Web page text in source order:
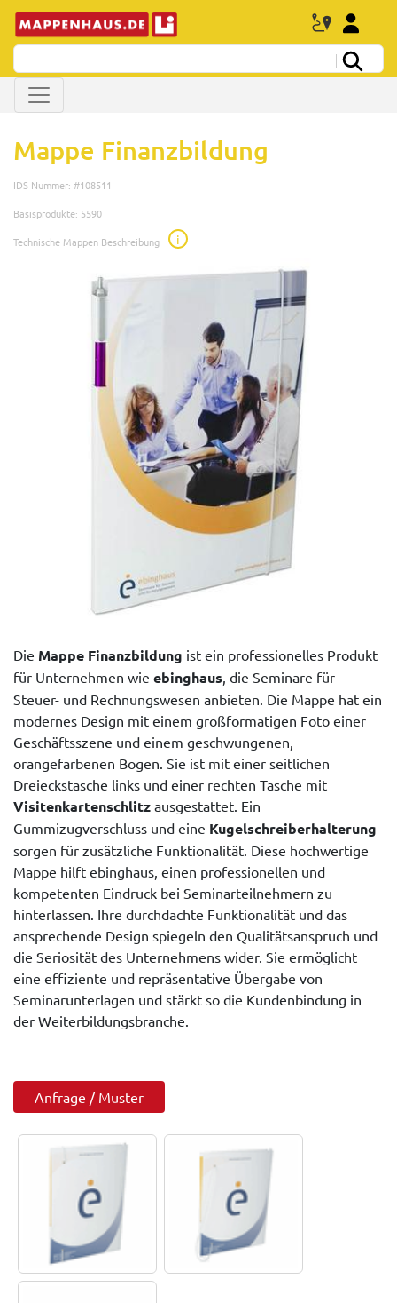
Mappe Finanzbildung
IDS Nummer: #108511
Basisprodukte: 5590
Technische Mappen Beschreibung
i
Die Mappe Finanzbildung ist ein professionelles Produkt
für Unternehmen wie ebinghaus , die Seminare für
Steuer- und Rechnungswesen anbieten. Die Mappe hat ein
modernes Design mit einem großformatigen Foto einer
Geschäftsszene und einem geschwungenen,
orangefarbenen Bogen. Sie ist mit einer seitlichen
Dreieckstasche links und einer rechten Tasche mit
Visitenkartenschlitz ausgestattet. Ein
Gummizugverschluss und eine Kugelschreiberhalterung
sorgen für zusätzliche Funktionalität. Diese hochwertige
Mappe hilft ebinghaus, einen professionellen und
kompetenten Eindruck bei Seminarteilnehmern zu
hinterlassen. Ihre durchdachte Funktionalität und das
ansprechende Design spiegeln den Qualitätsanspruch und
die Seriosität des Unternehmens wider. Sie ermöglicht
eine effiziente und repräsentative Übergabe von
Seminarunterlagen und stärkt so die Kundenbindung in
der Weiterbildungsbranche.
Anfrage / Muster